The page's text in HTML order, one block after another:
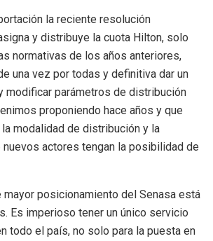
la reciente resolución
y distribuye la cuota Hilton, solo
normativas de los años anteriores,
una vez por todas y definitiva dar un
modificar parámetros de distribución
proponiendo hace años y que
modalidad de distribución y la
actores tengan la posibilidad de
posicionamiento del Senasa está
Es imperioso tener un único servicio
todo el país, no solo para la puesta en